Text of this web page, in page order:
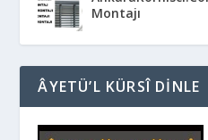
Montajı
ÂYETÜ’L KÜRSÎ DINLE